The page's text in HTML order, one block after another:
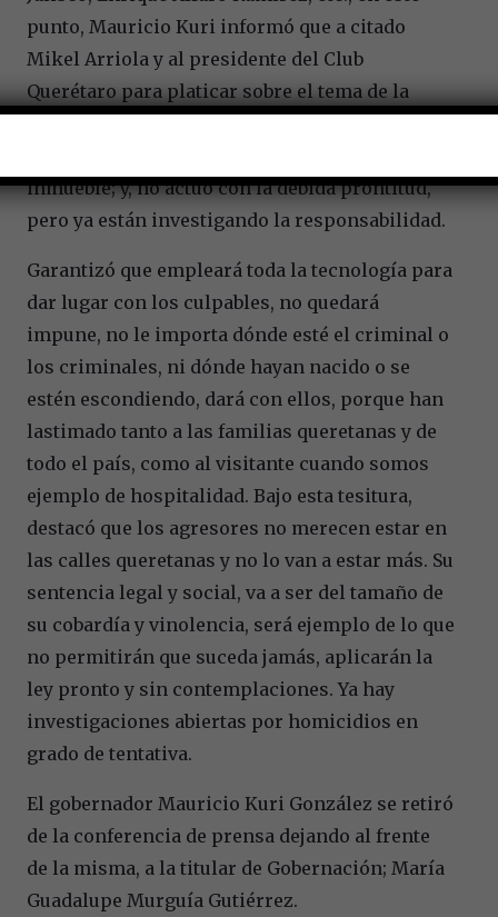
punto, Mauricio Kuri informó que a citado
Mikel Arriola y al presidente del Club
Querétaro para platicar sobre el tema de la
inmueble; y, no actuó con la debida prontitud,
pero ya están investigando la responsabilidad.
Garantizó que empleará toda la tecnología para
dar lugar con los culpables, no quedará
impune, no le importa dónde esté el criminal o
los criminales, ni dónde hayan nacido o se
estén escondiendo, dará con ellos, porque han
lastimado tanto a las familias queretanas y de
todo el país, como al visitante cuando somos
ejemplo de hospitalidad. Bajo esta tesitura,
destacó que los agresores no merecen estar en
las calles queretanas y no lo van a estar más. Su
sentencia legal y social, va a ser del tamaño de
su cobardía y vinolencia, será ejemplo de lo que
no permitirán que suceda jamás, aplicarán la
ley pronto y sin contemplaciones. Ya hay
investigaciones abiertas por homicidios en
grado de tentativa.
El gobernador Mauricio Kuri González se retiró
de la conferencia de prensa dejando al frente
de la misma, a la titular de Gobernación; María
Guadalupe Murguía Gutiérrez.